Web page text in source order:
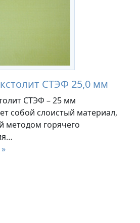
СТЭФ 25,0 мм
СТЭФ – 25 мм
собой слоистый материал,
методом горячего